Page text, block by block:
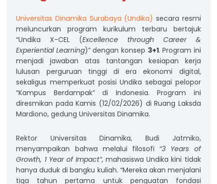
Universitas Dinamika Surabaya (Undika) secara resmi
meluncurkan program kurikulum terbaru bertajuk
“Undika X-CEL (Excellence through Career &
Experiential Learning)” dengan konsep 3+1. Program ini
menjadi jawaban atas tantangan kesiapan kerja
lulusan perguruan tinggi di era ekonomi digital,
sekaligus memperkuat posisi Undika sebagai pelopor
“Kampus Berdampak” di Indonesia. Program ini
diresmikan pada Kamis (12/02/2026) di Ruang Laksda
Mardiono, gedung Universitas Dinamika.
Rektor Universitas Dinamika, Budi Jatmiko,
menyampaikan bahwa melalui filosofi “3 Years of
Growth, 1 Year of Impact”, mahasiswa Undika kini tidak
hanya duduk di bangku kuliah. “Mereka akan menjalani
tiga tahun pertama untuk penguatan fondasi